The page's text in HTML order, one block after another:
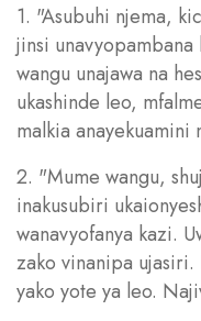
1. "Asubuhi njema,
jinsi
wangu unajawa na
ukashinde leo,
malkia anayekuamini
2. "Mume wangu,
inakusubiri
wanavyofanya kazi.
zako vinanipa
yako yote ya leo.